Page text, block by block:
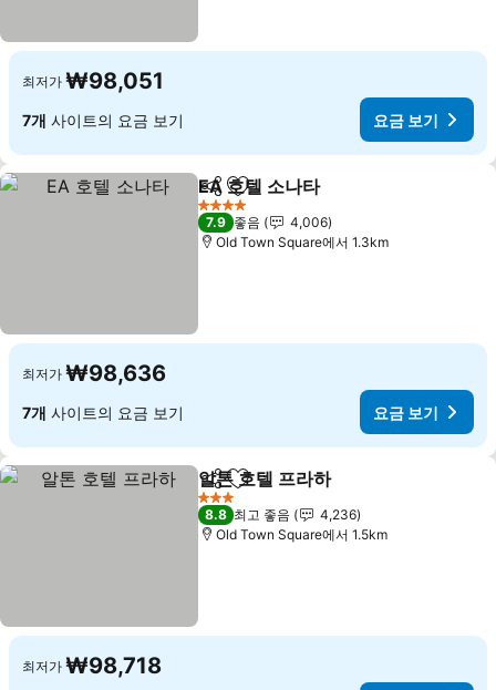
최저가 ₩98,051
7개 사이트의 요금 보기 요금 보기
공유 즐겨찾기에 추가
EA 호텔 소나타
4 성급
7.9 좋음
4,006
Old Town Square에서 1.3km
최저가 ₩98,636
7개 사이트의 요금 보기 요금 보기
공유 즐겨찾기에 추가
알톤 호텔 프라하
3 성급
8.8 최고 좋음
4,236
Old Town Square에서 1.5km
최저가 ₩98,718